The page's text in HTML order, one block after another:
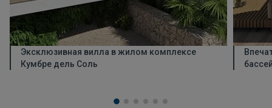
Эксклюзивная вилла в жилом комплексе
Кумбре дель Соль